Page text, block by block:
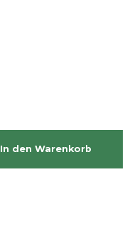
In den Warenkorb